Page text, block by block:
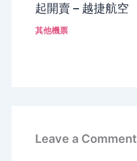
起開賣 – 越捷航空
其他機票
Leave a Comment